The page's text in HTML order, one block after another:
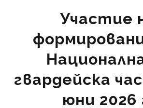
Участие
гвардейска
юни 2026